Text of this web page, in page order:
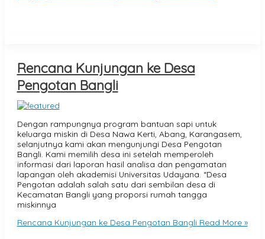
Rencana Kunjungan ke Desa
Pengotan Bangli
Dengan rampungnya program bantuan sapi untuk
keluarga miskin di Desa Nawa Kerti, Abang, Karangasem,
selanjutnya kami akan mengunjungi Desa Pengotan
Bangli. Kami memilih desa ini setelah memperoleh
informasi dari laporan hasil analisa dan pengamatan
lapangan oleh akademisi Universitas Udayana. “Desa
Pengotan adalah salah satu dari sembilan desa di
Kecamatan Bangli yang proporsi rumah tangga
miskinnya
Rencana Kunjungan ke Desa Pengotan Bangli Read More »